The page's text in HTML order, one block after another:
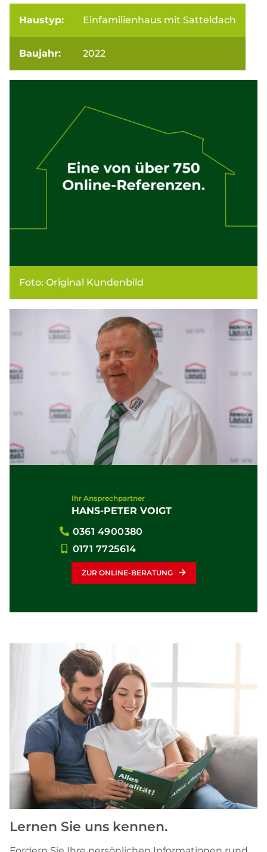
Haustyp: Einfamilienhaus mit Satteldach
Baujahr: 2022
Foto: Original Kundenbild
Ihr Ansprechpartner
HANS-PETER VOIGT
0361 4900380
0171 7725614
ZUR ONLINE-BERATUNG
Lernen Sie uns kennen.